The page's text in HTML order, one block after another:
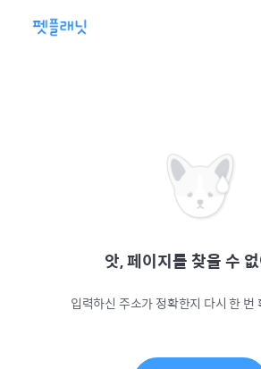
앗, 페이지를 찾을 수
입력하신 주소가 정확한지 다시 한 번